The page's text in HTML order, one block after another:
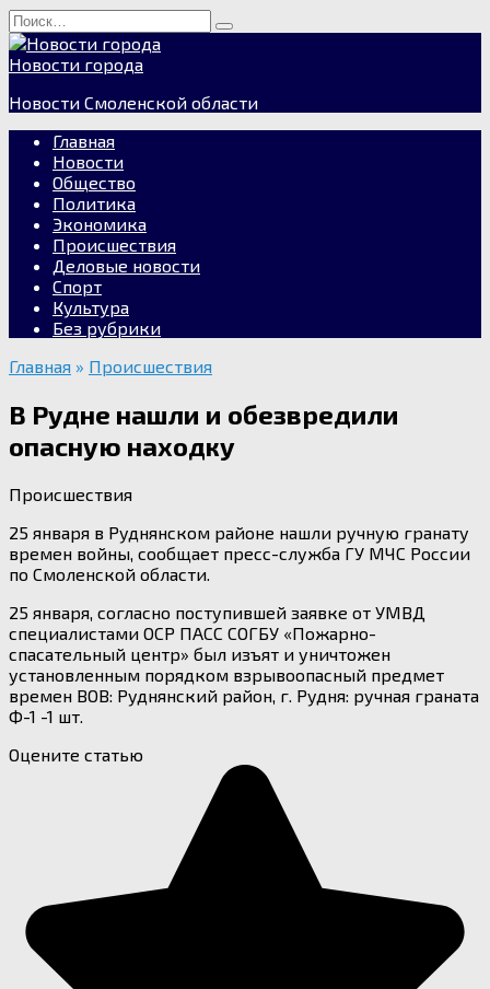
Перейти
к
содержанию
Search
for:
Новости города
Новости Смоленской области
Главная
Новости
Общество
Политика
Экономика
Происшествия
Деловые новости
Спорт
Культура
Без рубрики
Главная » Происшествия
В Рудне нашли и обезвредили
опасную находку
Происшествия
25 января в Руднянском районе нашли ручную гранату
времен войны, сообщает пресс-служба ГУ МЧС России
по Смоленской области.
25 января, согласно поступившей заявке от УМВД
специалистами ОСР ПАСС СОГБУ «Пожарно-
спасательный центр» был изъят и уничтожен
установленным порядком взрывоопасный предмет
времен ВОВ: Руднянский район, г. Рудня: ручная граната
Ф-1 -1 шт.
Оцените статью